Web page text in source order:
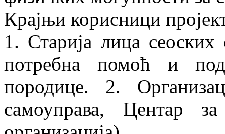
Крајњи корисници
1. Старија лица
потребна помоћ и
породице. 2.
самоуправа, Центар